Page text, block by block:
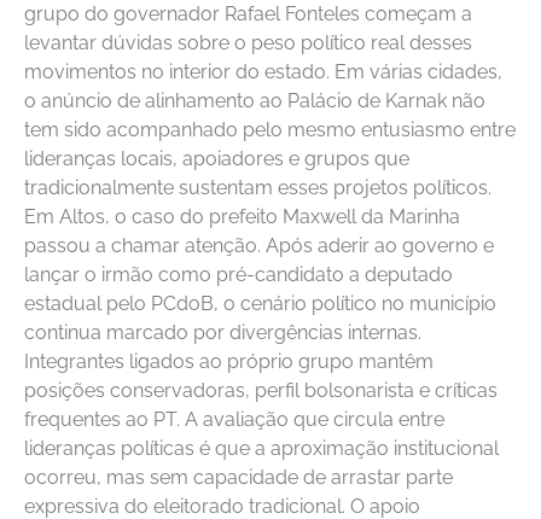
grupo do governador Rafael Fonteles começam a
levantar dúvidas sobre o peso político real desses
movimentos no interior do estado. Em várias cidades,
o anúncio de alinhamento ao Palácio de Karnak não
tem sido acompanhado pelo mesmo entusiasmo entre
lideranças locais, apoiadores e grupos que
tradicionalmente sustentam esses projetos políticos.
Em Altos, o caso do prefeito Maxwell da Marinha
passou a chamar atenção. Após aderir ao governo e
lançar o irmão como pré-candidato a deputado
estadual pelo PCdoB, o cenário político no município
continua marcado por divergências internas.
Integrantes ligados ao próprio grupo mantêm
posições conservadoras, perfil bolsonarista e críticas
frequentes ao PT. A avaliação que circula entre
lideranças políticas é que a aproximação institucional
ocorreu, mas sem capacidade de arrastar parte
expressiva do eleitorado tradicional. O apoio